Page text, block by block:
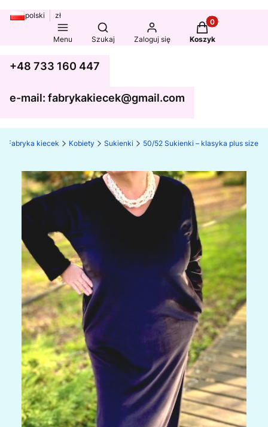
polski zł
Menu
Otwórz wyszukiwarkę
Szukaj Zaloguj się
Produkty w
Koszyk
+48 733 160 447
e-mail: fabrykakiecek@gmail.com
Fabryka kiecek Kobiety Sukienki 50/52 Sukienki – klasyka plus size